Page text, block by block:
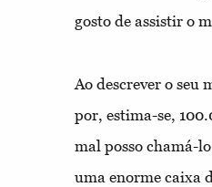
gosto de assistir o
Ao descrever o seu
por, estima-se,
mal posso chamá-
uma enorme caixa